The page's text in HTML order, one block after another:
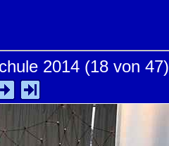
2014 (18 von 47)